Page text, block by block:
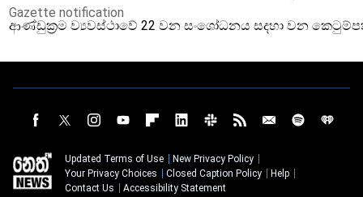
Gazette notification
ආණ්ඩුක්‍රම ව්‍යවස්ථාවේ 22 වන සංශෝධනය සදහා වන
Updated Terms of Use
New Privacy Policy
Your Privacy Choices
Closed Caption Policy
Help
Contact Us
Accessibility Statement